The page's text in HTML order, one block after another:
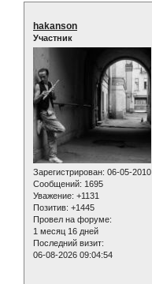
hakanson
Участник
Зарегистрирован: 06-05-2010
Сообщений: 1695
Уважение: +1131
Позитив: +1445
Провел на форуме:
1 месяц 16 дней
Последний визит:
06-08-2026 09:04:54